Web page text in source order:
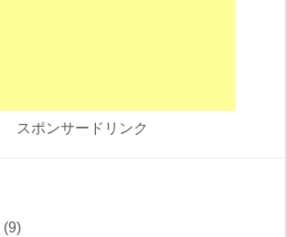
スポンサードリンク
(9)